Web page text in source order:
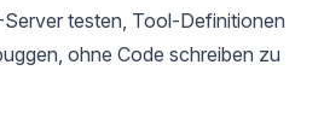
testen, Tool-Definitionen
ohne Code schreiben zu